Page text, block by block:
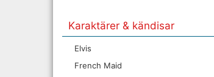
Karaktärer & kändisar
Elvis
French Maid